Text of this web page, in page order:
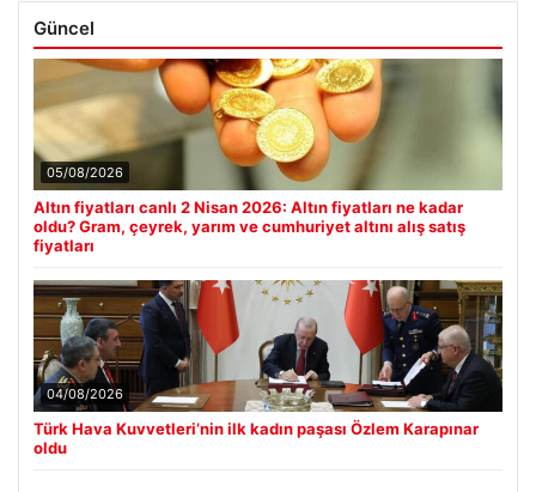
Güncel
05/08/2026
Altın fiyatları canlı 2 Nisan 2026: Altın fiyatları ne kadar
oldu? Gram, çeyrek, yarım ve cumhuriyet altını alış satış
fiyatları
04/08/2026
Türk Hava Kuvvetleri’nin ilk kadın paşası Özlem Karapınar
oldu